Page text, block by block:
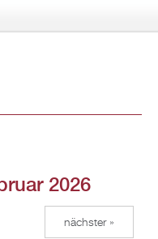
2026
nächster »